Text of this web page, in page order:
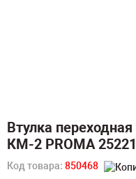
Втулка
КМ-2 PROMA
Код товара: 850468